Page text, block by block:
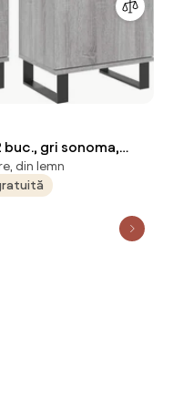
buc., gri sonoma,
compozit
din lemn